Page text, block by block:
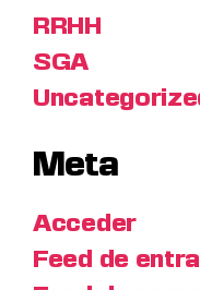
RRHH
SGA
Meta
Acceder
Feed de